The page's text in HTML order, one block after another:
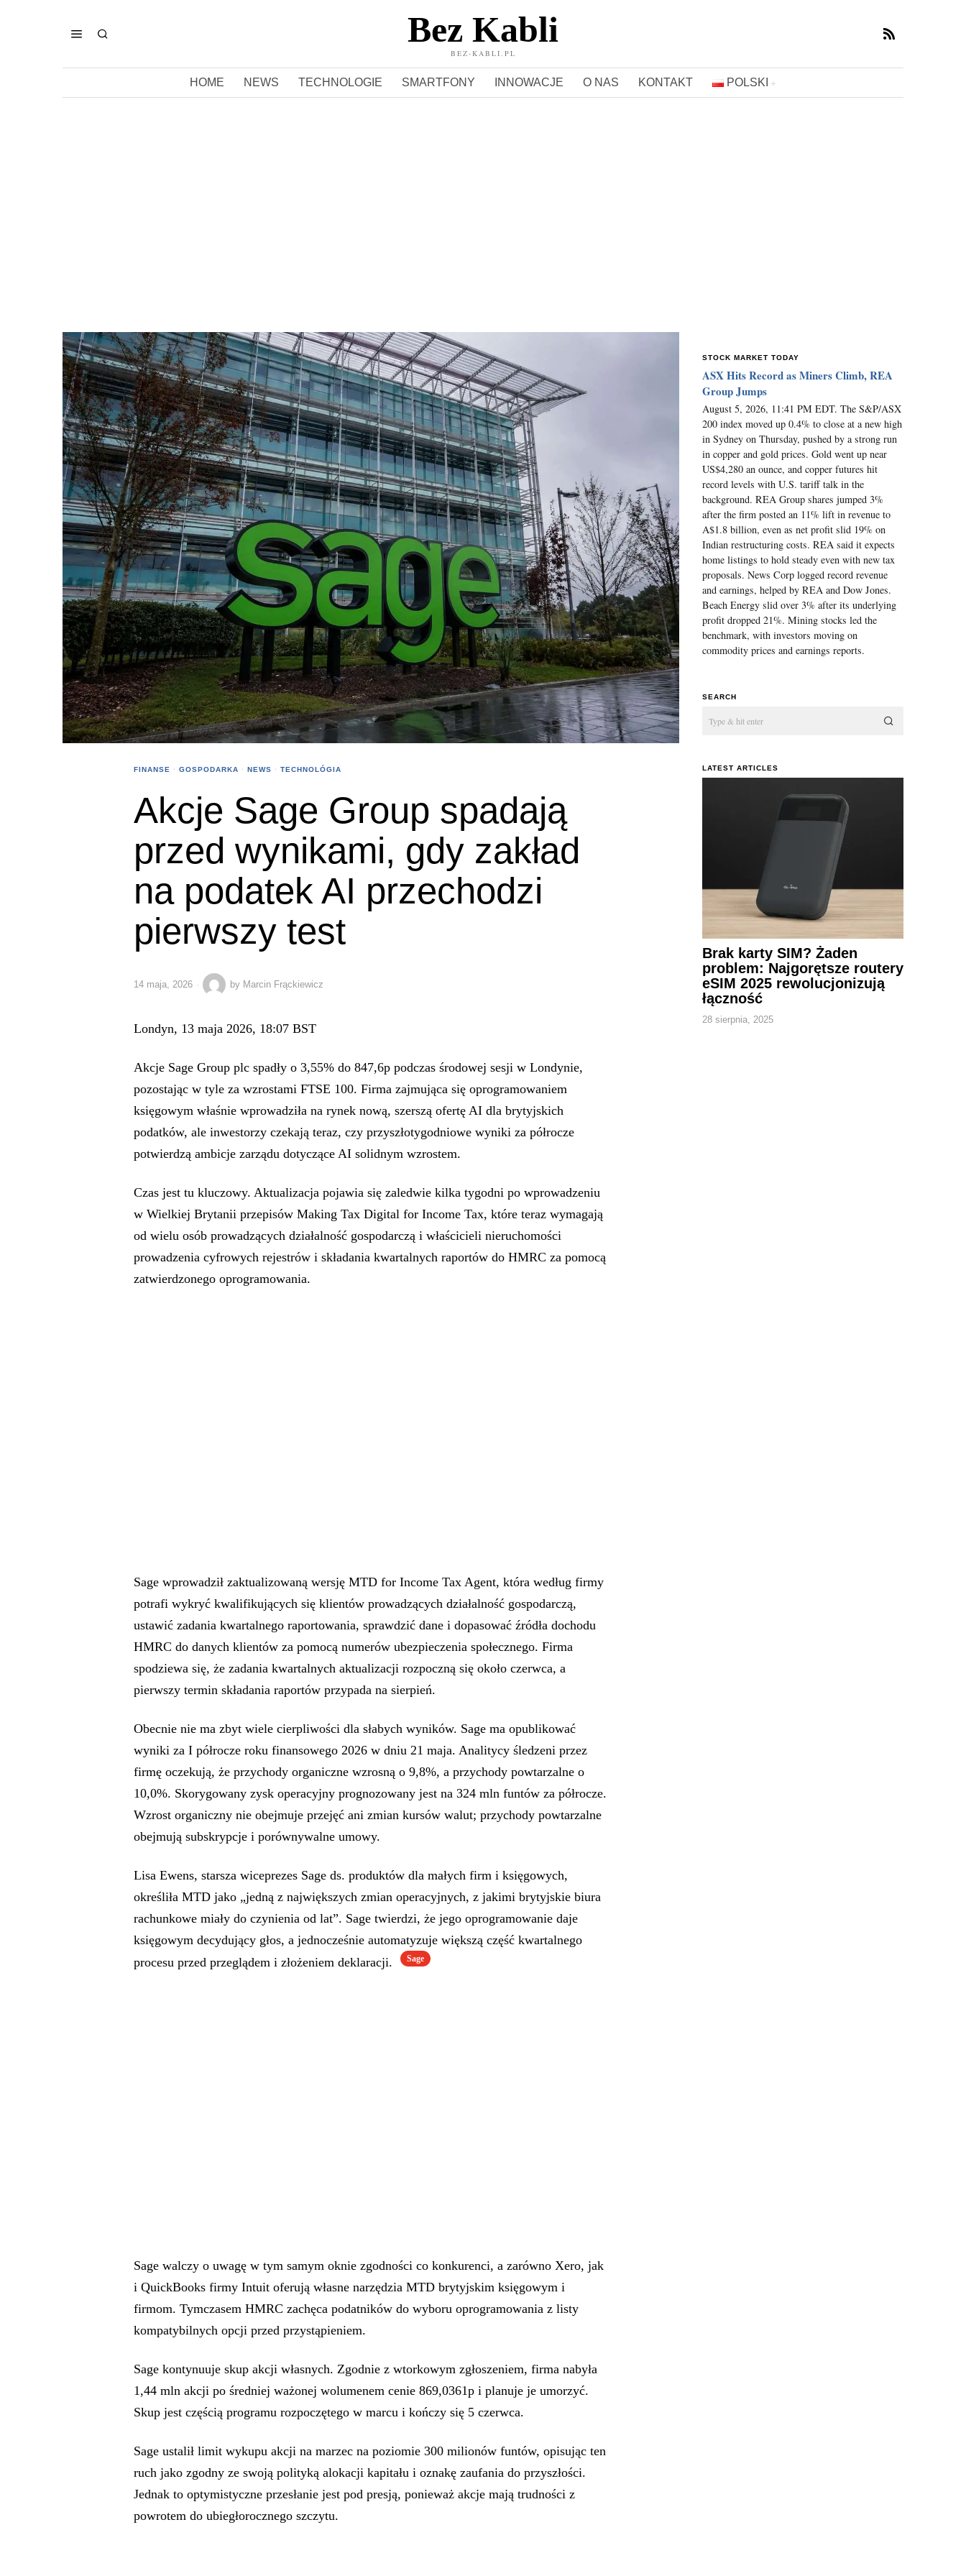
Bez Kabli
BEZ-KABLI.PL
HOME NEWS TECHNOLOGIE SMARTFONY INNOWACJE O NAS KONTAKT POLSKI
FINANSE · GOSPODARKA · NEWS · TECHNOLÓGIA
Akcje Sage Group spadają
przed wynikami, gdy zakład
na podatek AI przechodzi
pierwszy test
14 maja, 2026 by Marcin Frąckiewicz
Londyn, 13 maja 2026, 18:07 BST
Akcje Sage Group plc spadły o 3,55% do 847,6p podczas środowej sesji w Londynie,
pozostając w tyle za wzrostami FTSE 100. Firma zajmująca się oprogramowaniem
księgowym właśnie wprowadziła na rynek nową, szerszą ofertę AI dla brytyjskich
podatków, ale inwestorzy czekają teraz, czy przyszłotygodniowe wyniki za półrocze
potwierdzą ambicje zarządu dotyczące AI solidnym wzrostem.
Czas jest tu kluczowy. Aktualizacja pojawia się zaledwie kilka tygodni po wprowadzeniu
w Wielkiej Brytanii przepisów Making Tax Digital for Income Tax, które teraz wymagają
od wielu osób prowadzących działalność gospodarczą i właścicieli nieruchomości
prowadzenia cyfrowych rejestrów i składania kwartalnych raportów do HMRC za pomocą
zatwierdzonego oprogramowania.
Sage wprowadził zaktualizowaną wersję MTD for Income Tax Agent, która według firmy
potrafi wykryć kwalifikujących się klientów prowadzących działalność gospodarczą,
ustawić zadania kwartalnego raportowania, sprawdzić dane i dopasować źródła dochodu
HMRC do danych klientów za pomocą numerów ubezpieczenia społecznego. Firma
spodziewa się, że zadania kwartalnych aktualizacji rozpoczną się około czerwca, a
pierwszy termin składania raportów przypada na sierpień.
Obecnie nie ma zbyt wiele cierpliwości dla słabych wyników. Sage ma opublikować
wyniki za I półrocze roku finansowego 2026 w dniu 21 maja. Analitycy śledzeni przez
firmę oczekują, że przychody organiczne wzrosną o 9,8%, a przychody powtarzalne o
10,0%. Skorygowany zysk operacyjny prognozowany jest na 324 mln funtów za półrocze.
Wzrost organiczny nie obejmuje przejęć ani zmian kursów walut; przychody powtarzalne
obejmują subskrypcje i porównywalne umowy.
Lisa Ewens, starsza wiceprezes Sage ds. produktów dla małych firm i księgowych,
określiła MTD jako „jedną z największych zmian operacyjnych, z jakimi brytyjskie biura
rachunkowe miały do czynienia od lat”. Sage twierdzi, że jego oprogramowanie daje
księgowym decydujący głos, a jednocześnie automatyzuje większą część kwartalnego
procesu przed przeglądem i złożeniem deklaracji.
Sage
Sage walczy o uwagę w tym samym oknie zgodności co konkurenci, a zarówno Xero, jak
i QuickBooks firmy Intuit oferują własne narzędzia MTD brytyjskim księgowym i
firmom. Tymczasem HMRC zachęca podatników do wyboru oprogramowania z listy
kompatybilnych opcji przed przystąpieniem.
Sage kontynuuje skup akcji własnych. Zgodnie z wtorkowym zgłoszeniem, firma nabyła
1,44 mln akcji po średniej ważonej wolumenem cenie 869,0361p i planuje je umorzyć.
Skup jest częścią programu rozpoczętego w marcu i kończy się 5 czerwca.
Sage ustalił limit wykupu akcji na marzec na poziomie 300 milionów funtów, opisując ten
ruch jako zgodny ze swoją polityką alokacji kapitału i oznakę zaufania do przyszłości.
Jednak to optymistyczne przesłanie jest pod presją, ponieważ akcje mają trudności z
powrotem do ubiegłorocznego szczytu.
STOCK MARKET TODAY
ASX Hits Record as Miners Climb, REA
Group Jumps
August 5, 2026, 11:41 PM EDT. The S&P/ASX
200 index moved up 0.4% to close at a new high
in Sydney on Thursday, pushed by a strong run
in copper and gold prices. Gold went up near
US$4,280 an ounce, and copper futures hit
record levels with U.S. tariff talk in the
background. REA Group shares jumped 3%
after the firm posted an 11% lift in revenue to
A$1.8 billion, even as net profit slid 19% on
Indian restructuring costs. REA said it expects
home listings to hold steady even with new tax
proposals. News Corp logged record revenue
and earnings, helped by REA and Dow Jones.
Beach Energy slid over 3% after its underlying
profit dropped 21%. Mining stocks led the
benchmark, with investors moving on
commodity prices and earnings reports.
SEARCH
LATEST ARTICLES
Brak karty SIM? Żaden
problem: Najgorętsze routery
eSIM 2025 rewolucjonizują
łączność
28 sierpnia, 2025